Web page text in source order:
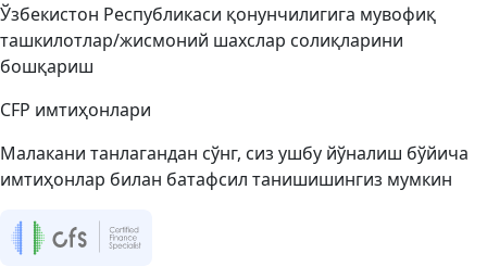
Ўзбекистон Республикаси қонунчилигига мувофиқ
ташкилотлар/жисмоний шахслар солиқларини
бошқариш
CFP имтиҳонлари
Малакани танлагандан сўнг, сиз ушбу йўналиш бўйича
имтиҳонлар билан батафсил танишишингиз мумкин